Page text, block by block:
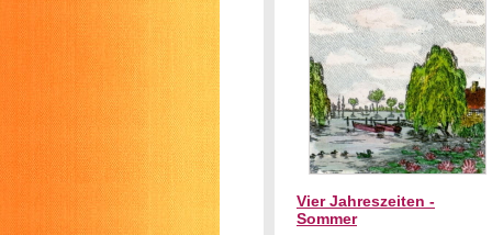
Vier Jahreszeiten -
Sommer